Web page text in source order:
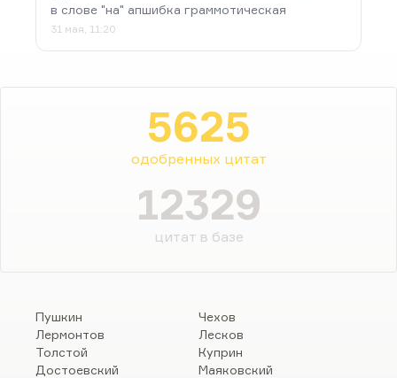
в слове "на" апшибка граммотическая
31 мая, 11:20
5625
одобренных цитат
12329
цитат в базе
Пушкин
Лермонтов
Толстой
Достоевский
Чехов
Лесков
Куприн
Маяковский